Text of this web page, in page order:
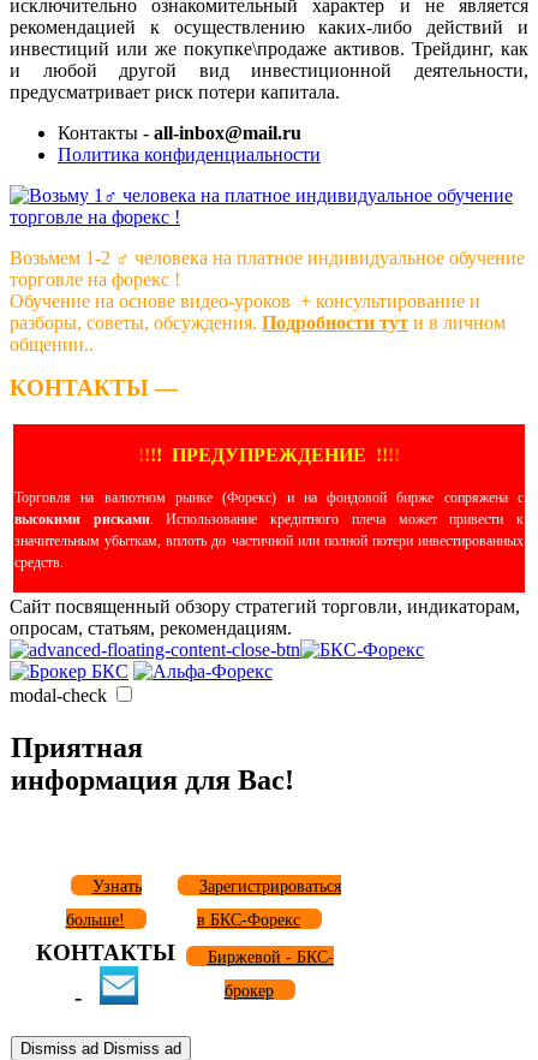
исключительно ознакомительный характер и не является
рекомендацией к осуществлению каких-либо действий и
инвестиций или же покупке\продаже активов. Трейдинг, как
и любой другой вид инвестиционной деятельности,
предусматривает риск потери капитала.
Контакты - all-inbox@mail.ru
Политика конфиденциальности
Возьмем 1-2 ‍♂️ человека на платное индивидуальное обучение
торговле на форекс !
Обучение на основе видео-уроков ️ + консультирование и
разборы, советы, обсуждения. Подробности тут и в личном
общении..
КОНТАКТЫ —
!!!! ПРЕДУПРЕЖДЕНИЕ !!!!
Торговля на валютном рынке (Форекс) и на фондовой бирже сопряжена с
высокими рисками. Использование кредитного плеча может привести к
значительным убыткам, вплоть до частичной или полной потери инвестированных
средств.
Сайт посвященный обзору стратегий торговли, индикаторам,
опросам, статьям, рекомендациям.
modal-check
Приятная
информация для Вас!
Узнать
больше!
Зарегистрироваться
в БКС-Форекс
КОНТАКТЫ
-
Биржевой - БКС-
брокер
Dismiss ad Dismiss ad